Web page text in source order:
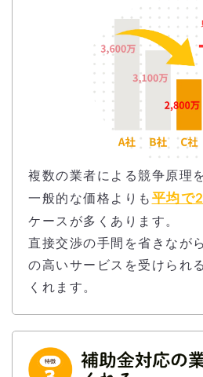
複数の業者による競争原理
一般的な価格よりも 平均で
ケースが多くあります。
直接交渉の手間を省きなが
の高いサービスを受けられ
くれます。